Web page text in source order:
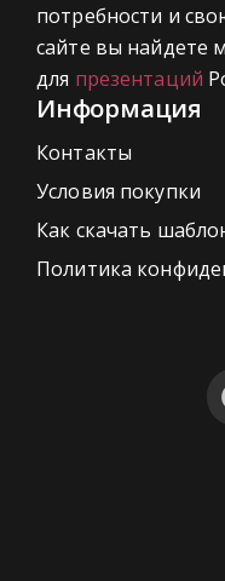
потребности и
сайте вы найдете
для презентаций
Информация
Контакты
Условия покупки
Как скачать
Политика